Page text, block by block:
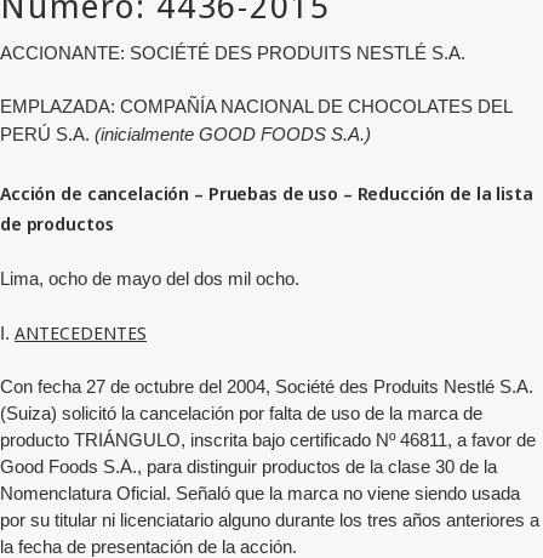
ACCIONANTE: SOCIÉTÉ DES PRODUITS NESTLÉ S.A.
EMPLAZADA: COMPAÑÍA NACIONAL DE CHOCOLATES DEL
PERÚ S.A. (inicialmente GOOD FOODS S.A.)
Acción de cancelación – Pruebas de uso – Reducción de la lista
de productos
Lima, ocho de mayo del dos mil ocho.
I. ANTECEDENTES
Con fecha 27 de octubre del 2004, Société des Produits Nestlé S.A.
(Suiza) solicitó la cancelación por falta de uso de la marca de
producto TRIÁNGULO, inscrita bajo certificado Nº 46811, a favor de
Good Foods S.A., para distinguir productos de la clase 30 de la
Nomenclatura Oficial. Señaló que la marca no viene siendo usada
por su titular ni licenciatario alguno durante los tres años anteriores a
la fecha de presentación de la acción.